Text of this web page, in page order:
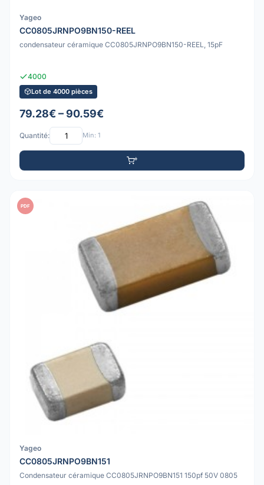
Yageo
CC0805JRNPO9BN150-REEL
condensateur céramique CC0805JRNPO9BN150-REEL, 15pF
4000
Lot de 4000 pièces
79.28€ – 90.59€
Quantité: Min: 1
PDF
Yageo
CC0805JRNPO9BN151
Condensateur céramique CC0805JRNPO9BN151 150pf 50V 0805